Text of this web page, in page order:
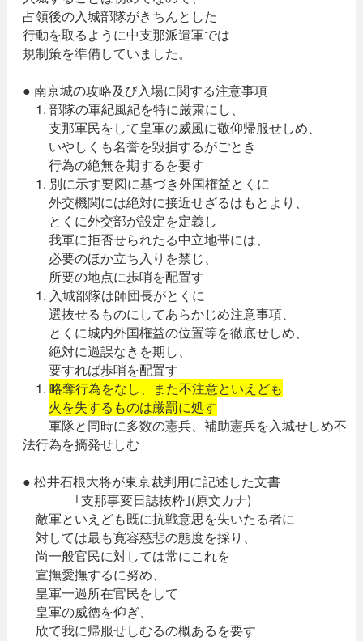
占領後の入城部隊がきちんとした
行動を取るように中支那派遣軍では
規制策を準備していました。
● 南京城の攻略及び入場に関する注意事項
1. 部隊の軍紀風紀を特に厳粛にし、
支那軍民をして皇軍の威風に敬仰帰服せしめ、
いやしくも名誉を毀損するがごとき
行為の絶無を期するを要す
1. 別に示す要図に基づき外国権益とくに
外交機関には絶対に接近せざるはもとより、
とくに外交部が設定を定義し
我軍に拒否せられたる中立地帯には、
必要のほか立ち入りを禁じ、
所要の地点に歩哨を配置す
1. 入城部隊は師団長がとくに
選抜せるものにしてあらかじめ注意事項、
とくに城内外国権益の位置等を徹底せしめ、
絶対に過誤なきを期し、
要すれば歩哨を配置す
1. 略奪行為をなし、また不注意といえども
火を失するものは厳罰に処す
軍隊と同時に多数の憲兵、補助憲兵を入城せしめ不
法行為を摘発せしむ
● 松井石根大将が東京裁判用に記述した文書
｢支那事変日誌抜粋｣(原文カナ)
敵軍といえども既に抗戦意思を失いたる者に
対しては最も寛容慈悲の態度を採り、
尚一般官民に対しては常にこれを
宣撫愛撫するに努め、
皇軍一過所在官民をして
皇軍の威徳を仰ぎ、
欣て我に帰服せしむるの概あるを要す